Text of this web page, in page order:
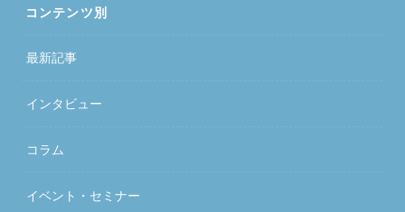
コンテンツ別
最新記事
インタビュー
コラム
イベント・セミナー